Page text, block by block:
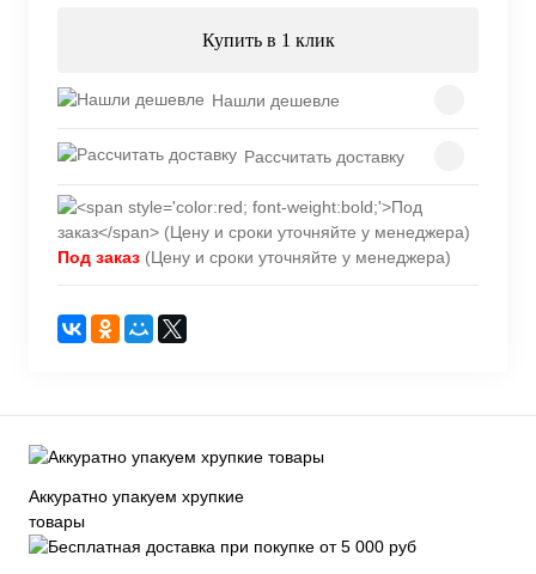
Купить в 1 клик
Нашли дешевле
Рассчитать доставку
Под заказ (Цену и сроки уточняйте у менеджера)
Аккуратно упакуем хрупкие
товары